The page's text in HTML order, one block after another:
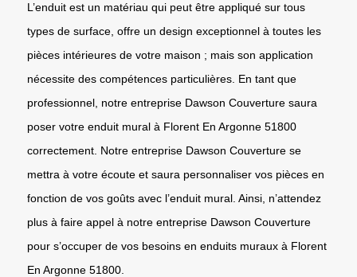
L’enduit est un matériau qui peut être appliqué sur tous
types de surface, offre un design exceptionnel à toutes les
pièces intérieures de votre maison ; mais son application
nécessite des compétences particulières. En tant que
professionnel, notre entreprise Dawson Couverture saura
poser votre enduit mural à Florent En Argonne 51800
correctement. Notre entreprise Dawson Couverture se
mettra à votre écoute et saura personnaliser vos pièces en
fonction de vos goûts avec l’enduit mural. Ainsi, n’attendez
plus à faire appel à notre entreprise Dawson Couverture
pour s’occuper de vos besoins en enduits muraux à Florent
En Argonne 51800.